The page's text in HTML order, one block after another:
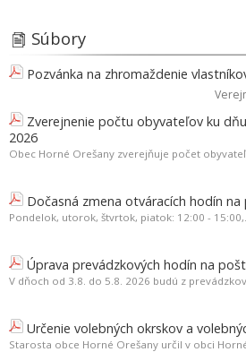
Súbory
Pozvánka na zhromaždenie
Zverejnenie počtu obyvateľov ku
2026
Obec Horné Orešany zverejňuje počet
Dočasná zmena otváracích hodín na
Pondelok, utorok, štvrtok, piatok: 12:00 - 15:00,...
Úprava prevádzkových hodín na
V dňoch od 3.8. do 5.8. 2026 budú z
Určenie volebných okrskov a
Starosta obce Horné Orešany určil v obci